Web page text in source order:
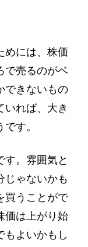
めには、株価
で売るのがベ
できないもの
いれば、大き
す。
。雰囲気と
じゃないかも
買うことがで
価は上がり始
もよいかもし